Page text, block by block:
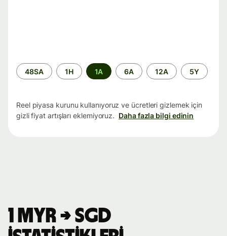
Zaman
aralığı
48SA 1H 1A 6A 12A 5Y
Reel piyasa kurunu kullanıyoruz ve ücretleri gizlemek için
gizli fiyat artışları eklemiyoruz. Daha fazla bilgi edinin
1 MYR → SGD